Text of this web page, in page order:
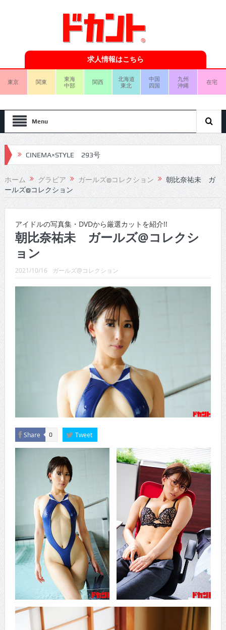
求人情報はこちら
東京 関東
東海
中部
関西
北海道
東北
中国
四国
九州
沖縄
在宅
Menu
CINEMA×STYLE 293号
CINEMA×STYLE 292号
CINEMA×STYLE 291号
CINEMA×STYLE 290号
CINEMA×STYLE 289号
CINEMA×STYLE 288号
CINEMA×STYLE 286号
CINEMA×STYLE 285号
CINEMA×STYLE 294号
ホーム グラビア ガールズ@コレクション
朝比奈祐未 ガ
ールズ@コレクション
アイドルの写真集・DVDから厳選カットを紹介!!
朝比奈祐未 ガールズ@コレクシ
ョン
2021/10/16 ガールズ@コレクション
Share 0 Tweet